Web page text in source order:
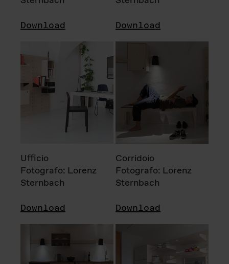
Download Download
Ufficio
Fotografo: Lorenz
Sternbach
Download
Corridoio
Fotografo: Lorenz
Sternbach
Download